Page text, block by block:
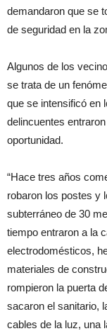
demandaron que se
de seguridad en la
Algunos de los
se trata de un
que se intensificó en
delincuentes
oportunidad.
“Hace tres años
robaron los postes y
subterráneo de 30
tiempo entraron a la
electrodomésticos,
materiales de
rompieron la puerta
sacaron el sanitario,
cables de la luz, una